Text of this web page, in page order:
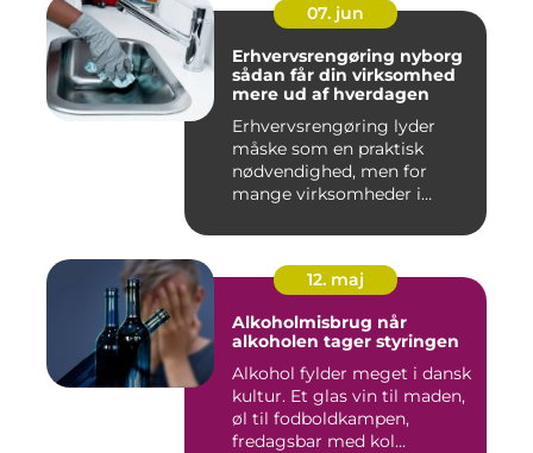
07. jun
Erhvervsrengøring nyborg
sådan får din virksomhed
mere ud af hverdagen
Erhvervsrengøring lyder
måske som en praktisk
nødvendighed, men for
mange virksomheder i
12. maj
Alkoholmisbrug når
alkoholen tager styringen
Alkohol fylder meget i dansk
kultur. Et glas vin til maden,
øl til fodboldkampen,
fredagsbar med kol...